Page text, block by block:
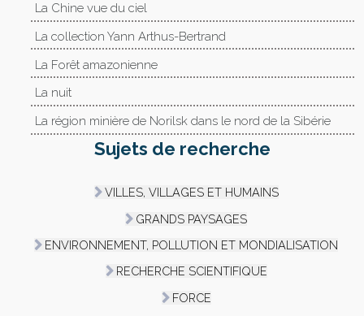
Sujets de recherche
VILLES, VILLAGES ET HUMAINS
GRANDS PAYSAGES
ENVIRONNEMENT, POLLUTION ET MONDIALISATION
RECHERCHE SCIENTIFIQUE
FORCE
La Chine vue du ciel
La collection Yann Arthus-Bertrand
La Forêt amazonienne
La nuit
La région minière de Norilsk dans le nord de la Sibérie